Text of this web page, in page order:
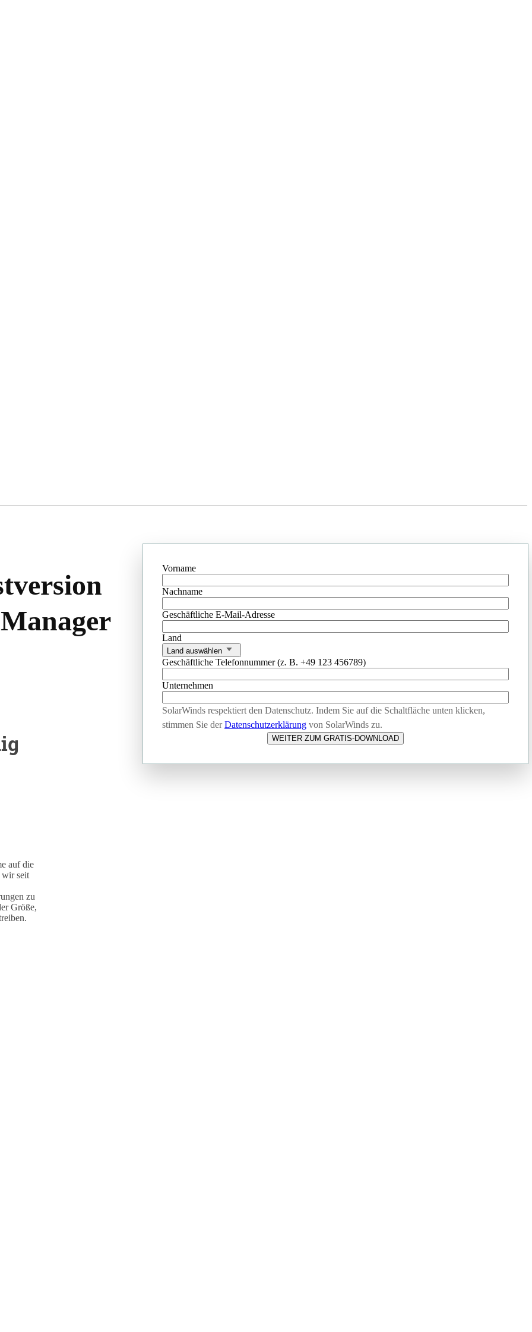
Vorname
Nachname
Geschäftliche E-Mail-Adresse
Land
Land auswählen
Geschäftliche Telefonnummer (z. B. +49 123 456789)
Unternehmen
SolarWinds respektiert den Datenschutz. Indem Sie auf die Schaltfläche unten klicken,
stimmen Sie derDatenschutzerklärung von SolarWinds zu.
WEITER ZUM GRATIS-DOWNLOAD
auf die
wir seit
zu
Größe,